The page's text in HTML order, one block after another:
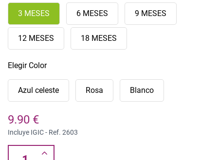
3 MESES 6 MESES 9 MESES
12 MESES 18 MESES
Elegir Color
Azul celeste Rosa Blanco
9.90 €
Incluye IGIC - Ref. 2603